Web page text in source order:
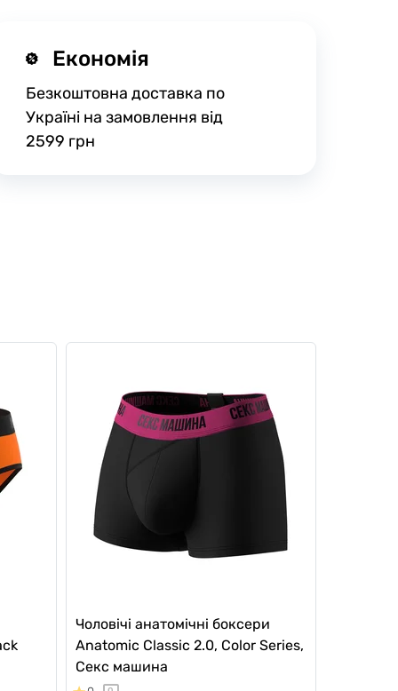
Економія
Безкоштовна доставка по
Україні на замовлення від
2599 грн
Чоловічі анатомічні боксери
Anatomic Classic 2.0, Color Series,
Секс машина